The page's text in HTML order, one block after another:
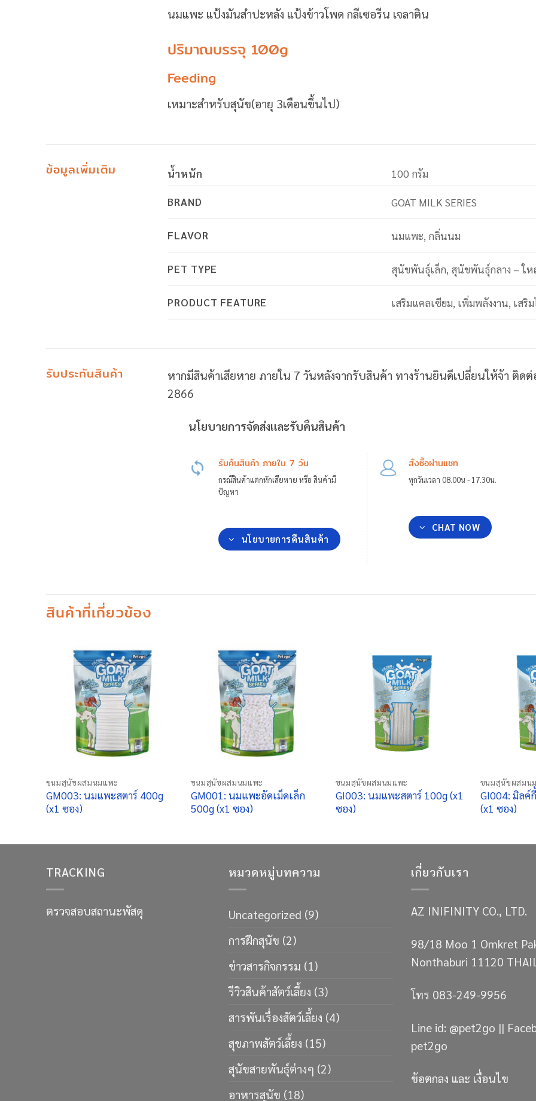
นมแพะ แป้งมันสำปะหลัง แป้งข้าวโพด กลีเซอรีน เจลาติน
ปริมาณบรรจุ 100g
Feeding
เหมาะสำหรับสุนัข(อายุ 3เดือนขึ้นไป)
ข้อมูลเพิ่มเติม น้ำหนัก 100 กรัม
BRAND GOAT MILK SERIES
FLAVOR นมแพะ, กลิ่นนม
PET TYPE สุนัขพันธุ์เล็ก, สุนัขพันธุ์กลาง – ใ
PRODUCT FEATURE เสริมแคลเซียม, เพิ่มพลังงาน, เสริ
รับประกันสินค้า
หากมีสินค้าเสียหาย ภายใน 7 วันหลังจากรับสินค้า ทางร้านยินดีเปลี่ยนให้จ้า ติด
2866
นโยบายการจัดส่งและรับคืนสินค้า
รับคืนสินค้า ภายใน 7 วัน
กรณีสินค้าแตกหักเสียหาย หรือ สินค้ามี
ปัญหา
นโยบายการคืนสินค้า
สั่งซื้อผ่านแชท
ทุกวันเวลา 08.00น - 17.30น.
CHAT NOW
สินค้าที่เกี่ยวข้อง
ขนมสุนัขผสมนมแพะ
GM003: นมแพะสตาร์ 400g
(x1 ซอง)
ขนมสุนัขผสมนมแพะ
GM001: นมแพะอัดเม็ดเล็ก
500g (x1 ซอง)
ขนมสุนัขผสมนมแพะ
GI003: นมแพะสตาร์ 100g (x1
ซอง)
ขนมสุนัขผสมน
GI004: มิล
(x1 ซอง)
TRACKING
ตรวจสอบสถานะพัสดุ
หมวดหมู่บทความ
Uncategorized (9)
การฝึกสุนัข (2)
ข่าวสารกิจกรรม (1)
รีวิวสินค้าสัตว์เลี้ยง (3)
สารพันเรื่องสัตว์เลี้ยง (4)
สุขภาพสัตว์เลี้ยง (15)
สุนัขสายพันธ์ุต่างๆ (2)
อาหารสุนัข (18)
เกี่ยวกับเรา
AZ INIFINITY CO., LTD.
98/18 Moo 1 Omkret
Nonthaburi 11120
โทร 083-249-9956
Line id: @pet2go ||
pet2go
ข้อตกลง และ เงื่อนไข